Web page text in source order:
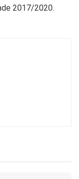
2017/2020.